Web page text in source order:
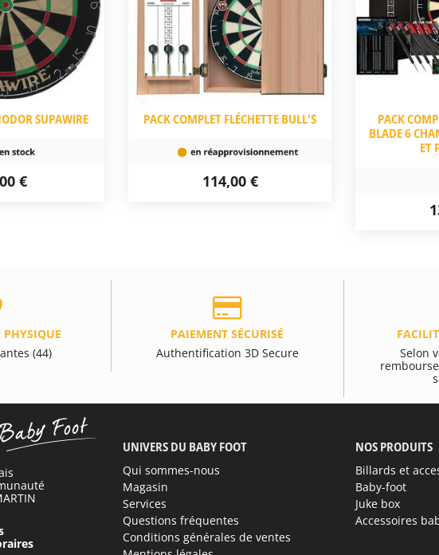
SUPAWIRE
€
PACK COMPLET FLÉCHETTE BULL'S
114,00 €
PACK
BLADE 6
ET
(44)
PAIEMENT SÉCURISÉ
Authentification 3D Secure
Selon
UNIVERS DU BABY FOOT
Qui sommes-nous
Magasin
Services
Questions fréquentes
Conditions générales de ventes
NOS PRODUITS
Billards et
Baby-foot
Juke box
Accessoires